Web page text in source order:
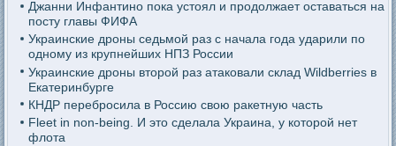
Джанни Инфантино пока устоял и продолжает оставаться на
посту главы ФИФА
Украинские дроны седьмой раз с начала года ударили по
одному из крупнейших НПЗ России
Украинские дроны второй раз атаковали склад Wildberries в
Екатеринбурге
КНДР перебросила в Россию свою ракетную часть
Fleet in non-being. И это сделала Украина, у которой нет
флота